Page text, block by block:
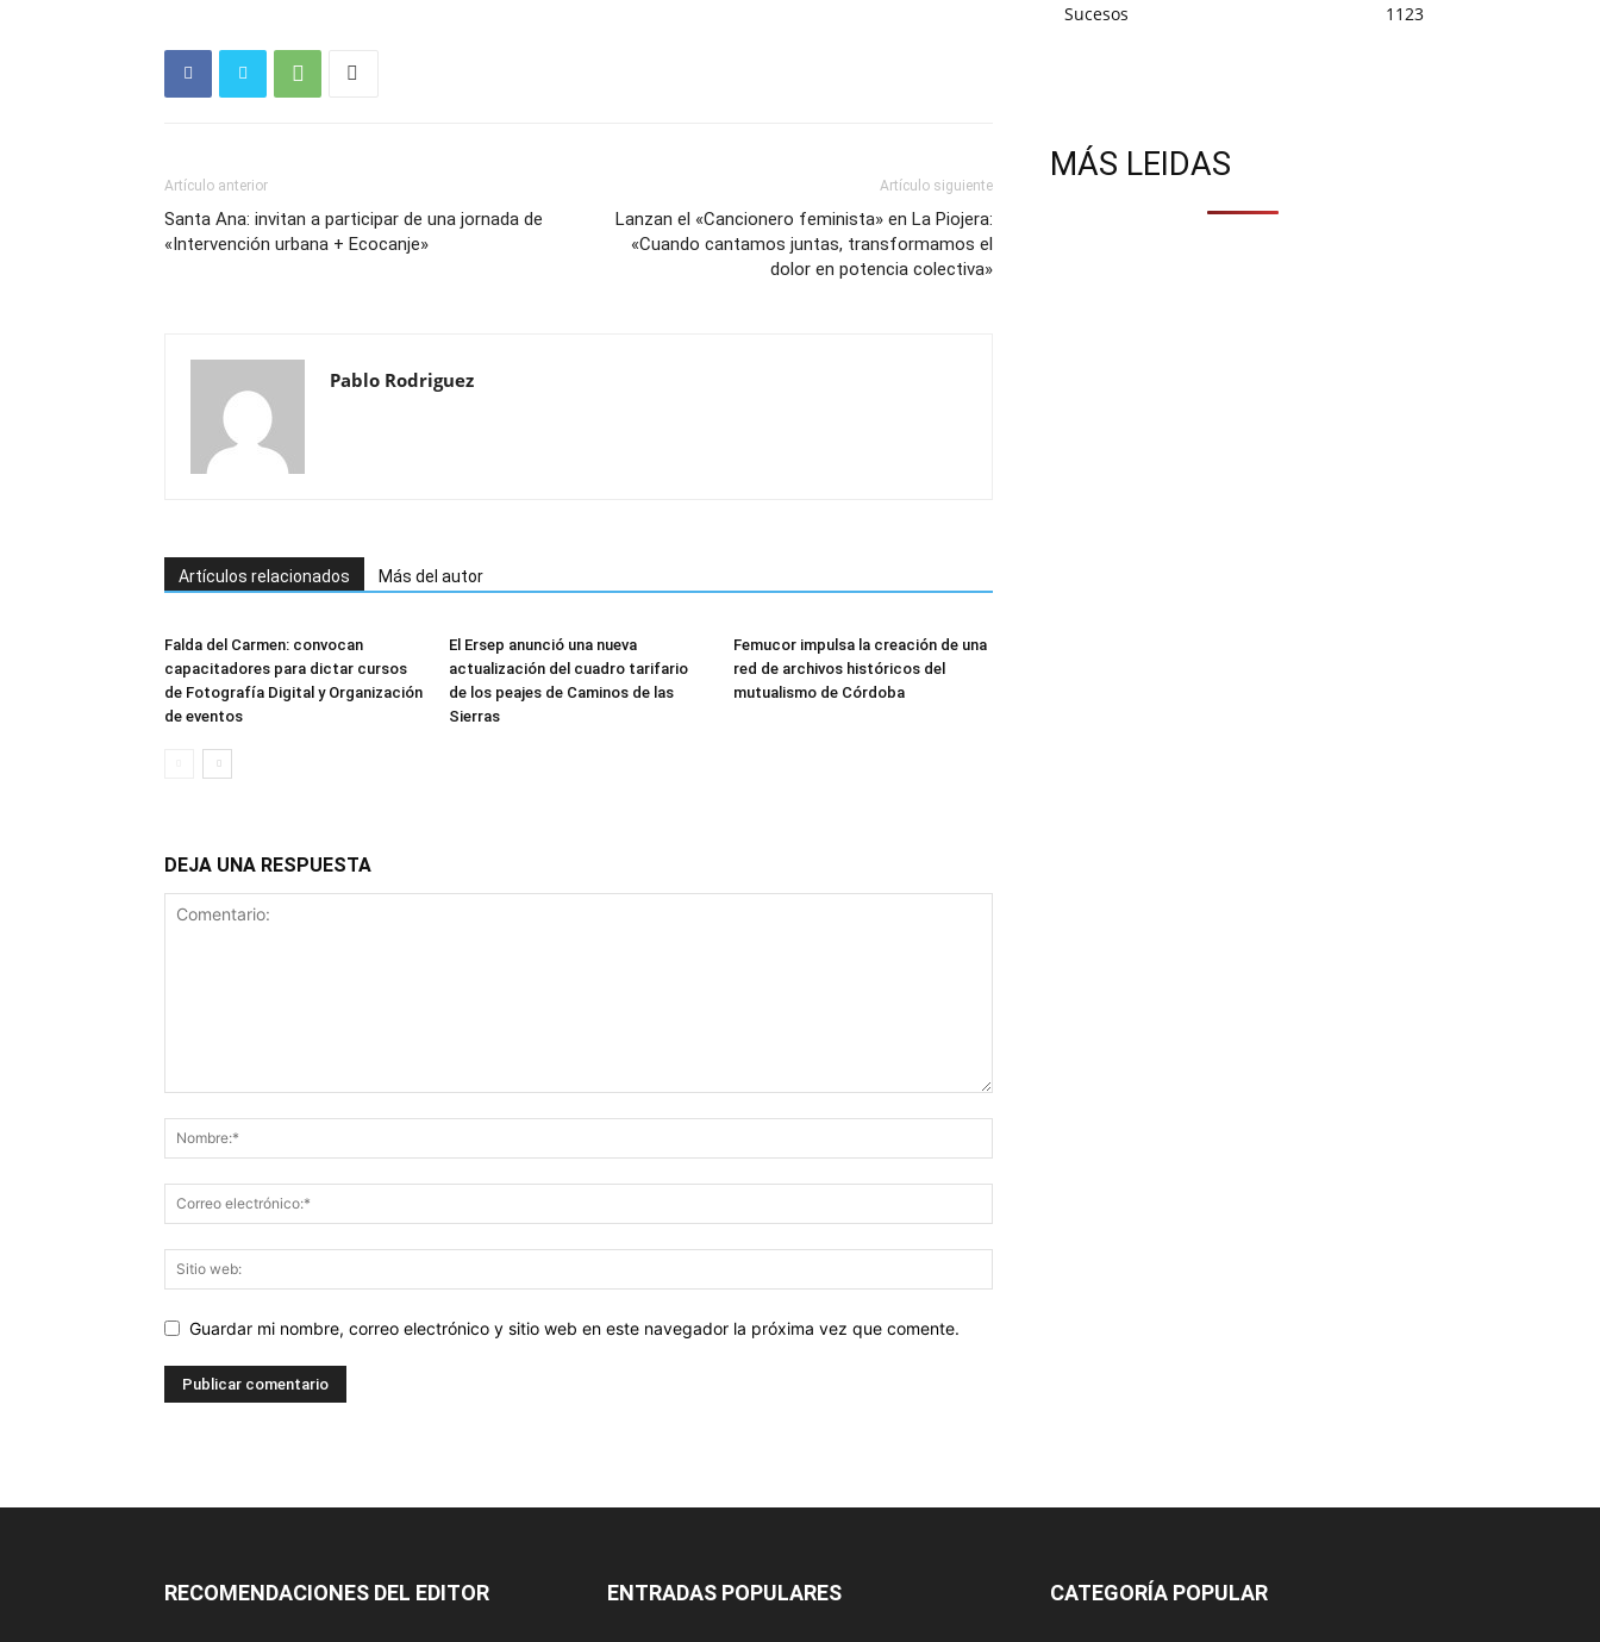
Artículo anterior
Santa Ana: invitan a participar de una jornada de
«Intervención urbana + Ecocanje»
Artículo siguiente
Lanzan el «Cancionero feminista» en La Piojera:
«Cuando cantamos juntas, transformamos el
dolor en potencia colectiva»
Pablo Rodriguez
Artículos relacionados Más del autor
Falda del Carmen: convocan
capacitadores para dictar cursos
de Fotografía Digital y Organización
de eventos
El Ersep anunció una nueva
actualización del cuadro tarifario
de los peajes de Caminos de las
Sierras
Femucor impulsa la creación de una
red de archivos históricos del
mutualismo de Córdoba
DEJA UNA RESPUESTA
Guardar mi nombre, correo electrónico y sitio web en este navegador la próxima vez que comente.
Sucesos
1123
MÁS LEIDAS
RECOMENDACIONES DEL EDITOR ENTRADAS POPULARES CATEGORÍA POPULAR